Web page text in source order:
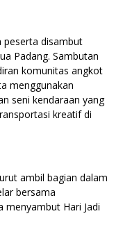
peserta disambut
Padang. Sambutan
komunitas angkot
menggunakan
seni kendaraan yang
kreatif di
ambil bagian dalam
bersama
menyambut Hari Jadi